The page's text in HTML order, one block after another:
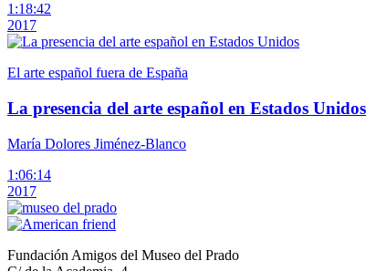
1:18:42
2017
El arte español fuera de España
La presencia del arte español en Estados Unidos
María Dolores Jiménez-Blanco
1:06:14
2017
Fundación Amigos del Museo del Prado